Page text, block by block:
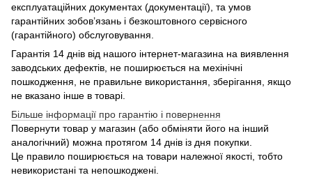
експлуатаційних документах (документації), та умов
гарантійних зобов’язань і безкоштовного сервісного
(гарантійного) обслуговування.
Гарантія 14 днів від нашого інтернет-магазина на виявлення
заводських дефектів, не поширюється на мехінічні
пошкодження, не правильне використання, зберігання, якщо
не вказано інше в товарі.
Більше інформації про гарантію і повернення
Повернути товар у магазин (або обміняти його на інший
аналогічний) можна протягом 14 днів із дня покупки.
Це правило поширюється на товари належної якості, тобто
невикористані та непошкоджені.